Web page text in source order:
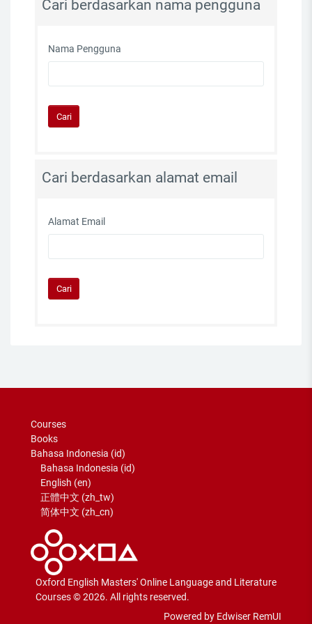
Cari berdasarkan nama pengguna
Nama Pengguna
Cari berdasarkan alamat email
Alamat Email
Courses
Books
Bahasa Indonesia ‎(id)‎
Bahasa Indonesia ‎(id)‎
English ‎(en)‎
正體中文 ‎(zh_tw)‎
简体中文 ‎(zh_cn)‎
Oxford English Masters' Online Language and Literature
Courses © 2026. All rights reserved.
Powered by Edwiser RemUI